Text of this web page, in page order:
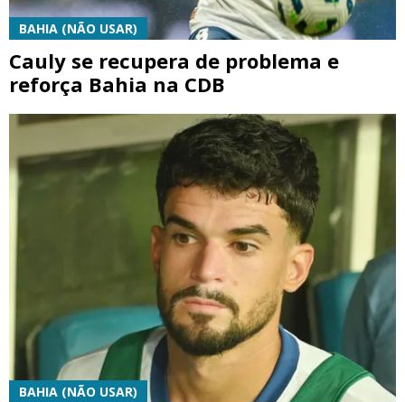
BAHIA (NÃO USAR)
Cauly se recupera de problema e
reforça Bahia na CDB
BAHIA (NÃO USAR)